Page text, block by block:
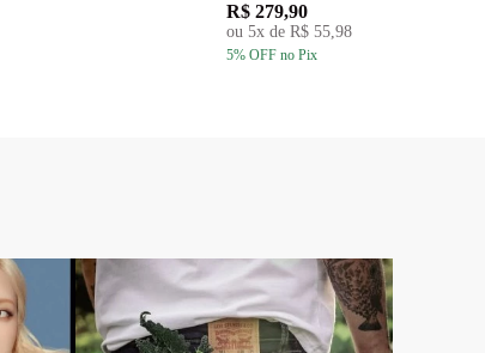
R$ 279,90
ou 5x de R$ 55,98
5% OFF no Pix